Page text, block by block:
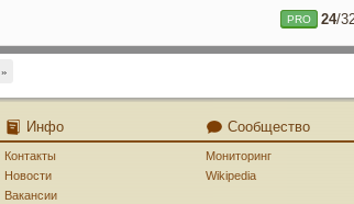
PRO 24/
»
Инфо
Контакты
Новости
Вакансии
Сообщество
Мониторинг
Wikipedia